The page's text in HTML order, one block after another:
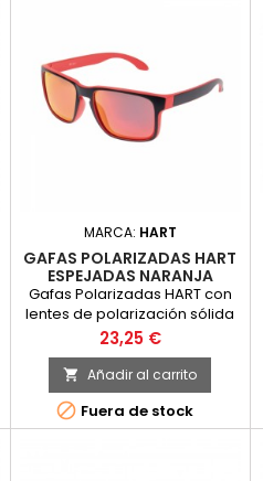
MARCA: HART
GAFAS POLARIZADAS HART
ESPEJADAS NARANJA
Gafas Polarizadas HART con
lentes de polarización sólida
estándar 8C AC.Incluyen
estuche rígido negro de Hart.
Precio
23,25 €
 Añadir al carrito
 Fuera de stock